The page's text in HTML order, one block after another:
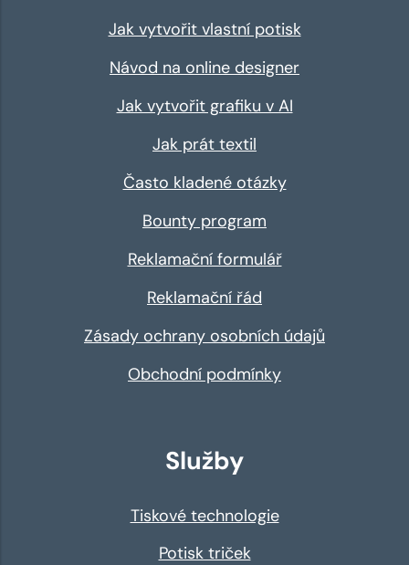
Jak vytvořit vlastní potisk
Návod na online designer
Jak vytvořit grafiku v AI
Jak prát textil
Často kladené otázky
Bounty program
Reklamační formulář
Reklamační řád
Zásady ochrany osobních údajů
Obchodní podmínky
Služby
Tiskové technologie
Potisk triček